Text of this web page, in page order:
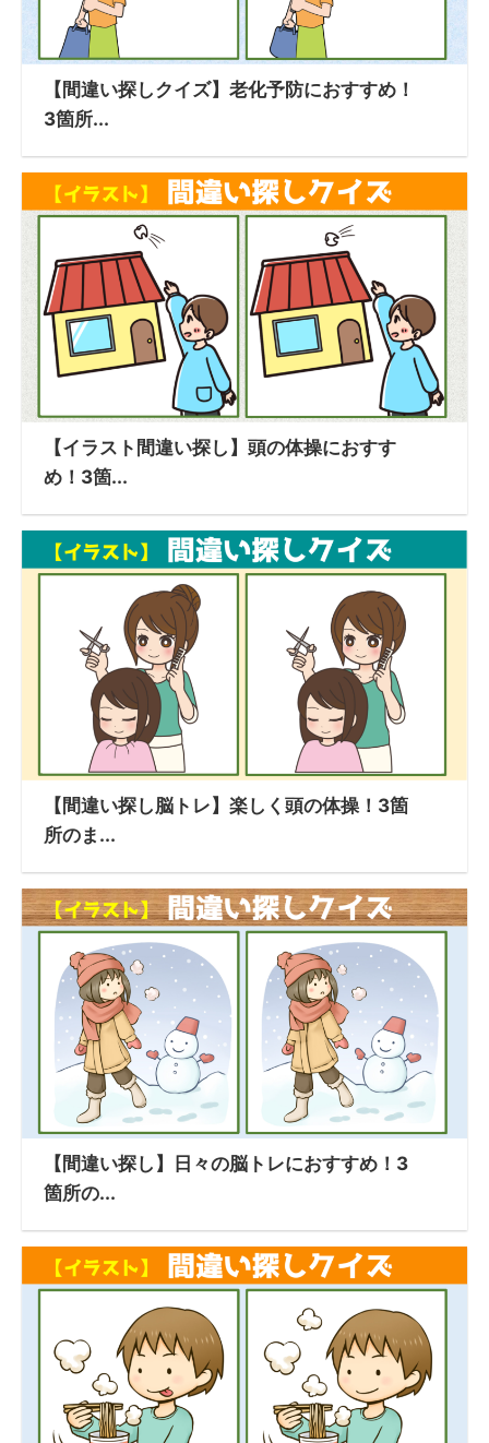
【間違い探しクイズ】老化予防におすすめ！
3箇所...
【イラスト間違い探し】頭の体操におすす
め！3箇...
【間違い探し脳トレ】楽しく頭の体操！3箇
所のま...
【間違い探し】日々の脳トレにおすすめ！3
箇所の...